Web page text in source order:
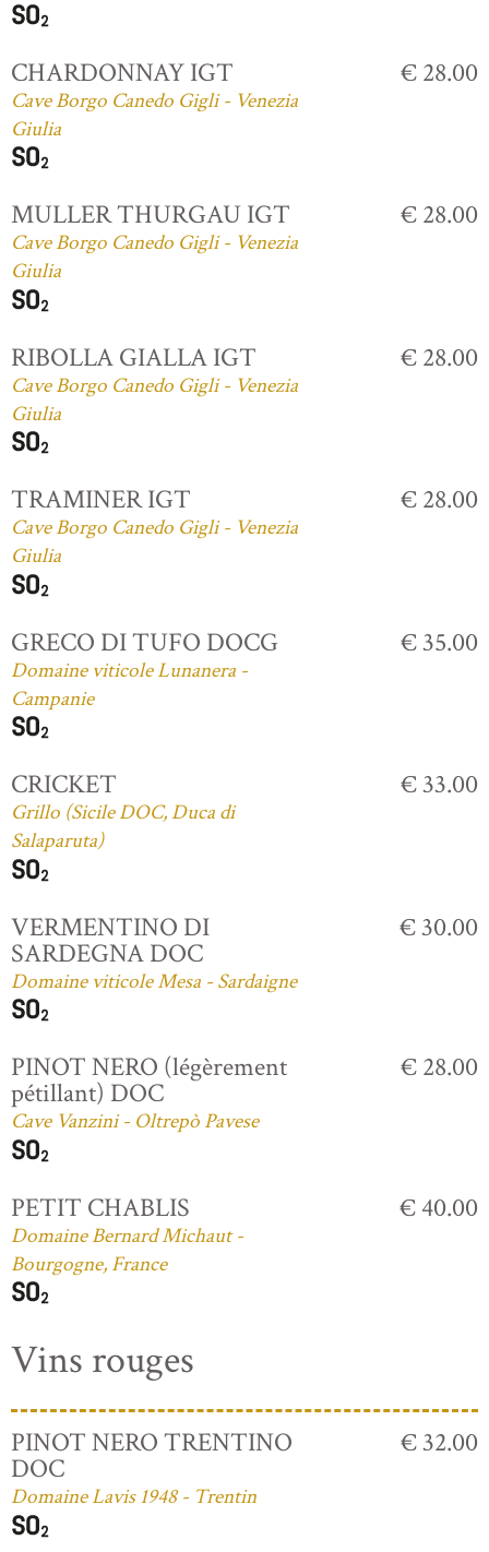
CHARDONNAY IGT
Cave Borgo Canedo Gigli - Venezia
Giulia
€ 28.00
MULLER THURGAU IGT
Cave Borgo Canedo Gigli - Venezia
Giulia
€ 28.00
RIBOLLA GIALLA IGT
Cave Borgo Canedo Gigli - Venezia
Giulia
€ 28.00
TRAMINER IGT
Cave Borgo Canedo Gigli - Venezia
Giulia
€ 28.00
GRECO DI TUFO DOCG
Domaine viticole Lunanera -
Campanie
€ 35.00
CRICKET
Grillo (Sicile DOC, Duca di
Salaparuta)
€ 33.00
VERMENTINO DI
SARDEGNA DOC
Domaine viticole Mesa - Sardaigne
€ 30.00
PINOT NERO (légèrement
pétillant) DOC
Cave Vanzini - Oltrepò Pavese
€ 28.00
PETIT CHABLIS
Domaine Bernard Michaut -
Bourgogne, France
€ 40.00
Vins rouges
PINOT NERO TRENTINO
DOC
Domaine Lavis 1948 - Trentin
€ 32.00